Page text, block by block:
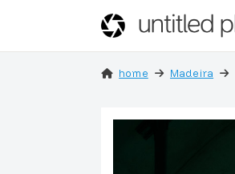
home Madeira